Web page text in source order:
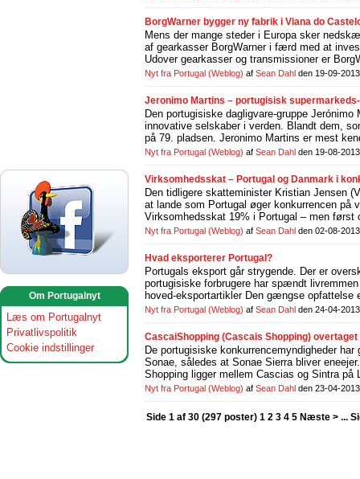
Om Portugalnyt
Læs om Portugalnyt
Privatlivspolitik
Cookie indstillinger
BorgWarner bygger ny fabrik i Viana do
Mens der mange steder i Europa sker
af gearkasser BorgWarner i færd med at
Udover gearkasser og transmissioner er
Nyt fra Portugal (Weblog) af Sean Dahl den 19-09-2013
Jeronimo Martins – portugisisk
Den portugisiske dagligvare-gruppe
innovative selskaber i verden. Blandt dem,
på 79. pladsen. Jeronimo Martins er mest
Nyt fra Portugal (Weblog) af Sean Dahl den 19-08-2013
Virksomhedsskat – Portugal og Danmark i
Den tidligere skatteminister Kristian Jensen
at lande som Portugal øger konkurrencen
Virksomhedsskat 19% i Portugal – men
Nyt fra Portugal (Weblog) af Sean Dahl den 02-08-2013
Hvad eksporterer Portugal?
Portugals eksport går strygende. Der er
portugisiske forbrugere har spændt
hoved-eksportartikler Den gængse
Nyt fra Portugal (Weblog) af Sean Dahl den 24-04-2013
CascaiShopping (Cascais Shopping)
De portugisiske konkurrencemyndigheder
Sonae, således at Sonae Sierra bliver
Shopping ligger mellem Cascias og Sintra
Nyt fra Portugal (Weblog) af Sean Dahl den 23-04-2013
Side 1 af 30 (297 poster) 1 2 3 4 5 Næste > ...